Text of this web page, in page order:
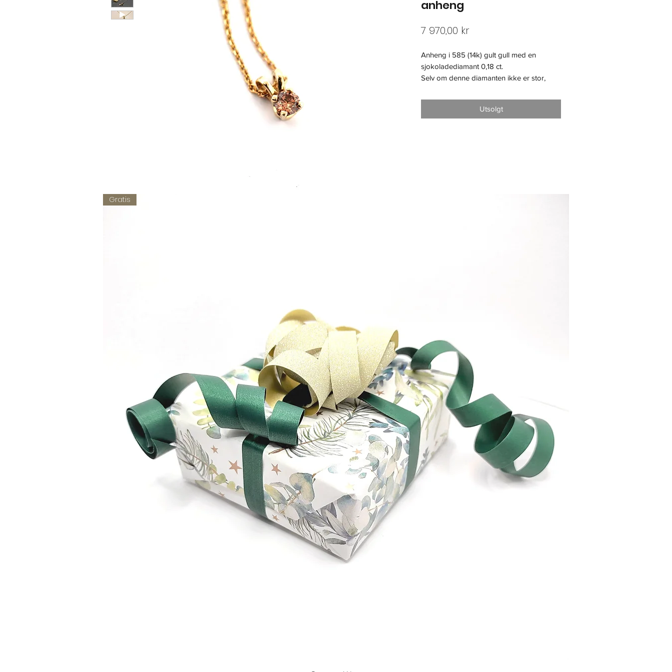
anheng
7 970,00 krPris
Anheng i 585 (14k) gult gull med en
sjokoladediamant 0,18 ct.
Selv om denne diamanten ikke er stor,
oppmerksomheten til brukeren.
Utsolgt
Gratis